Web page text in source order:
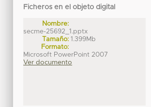
Ficheros en el objeto digital
Nombre:
secme-25692_1.pptx
Tamaño: 1.399Mb
Formato:
Microsoft PowerPoint 2007
Ver documento